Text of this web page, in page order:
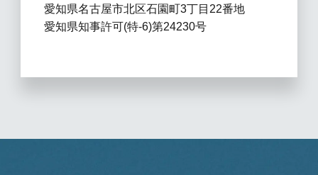
愛知県名古屋市北区石園町3丁目22番地
愛知県知事許可(特-6)第24230号